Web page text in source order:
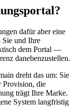
dafür aber eine
Sie und Ihre
dem Portal —
danebenzustellen.
dreht das um: Sie
Provision, die
trägt Ihre Marke.
System langfristig